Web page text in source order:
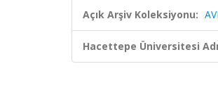
Açık Arşiv Koleksiyonu:
Hacettepe Üniversitesi